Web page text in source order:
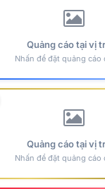
Quảng cáo tại vị
Nhấn để đặt quảng cáo
Quảng cáo tại vị
Nhấn để đặt quảng cáo